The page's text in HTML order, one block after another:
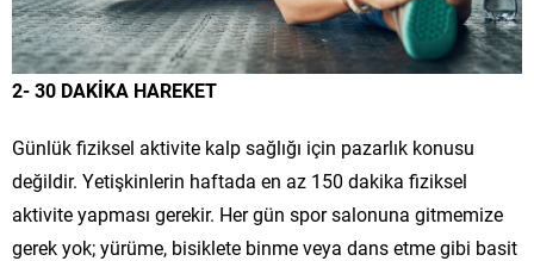
2- 30 DAKİKA HAREKET
Günlük fiziksel aktivite kalp sağlığı için pazarlık konusu
değildir. Yetişkinlerin haftada en az 150 dakika fiziksel
aktivite yapması gerekir. Her gün spor salonuna gitmemize
gerek yok; yürüme, bisiklete binme veya dans etme gibi basit